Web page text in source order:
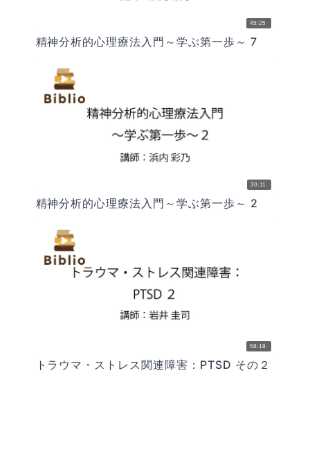
45:25
精神分析的心理療法入門～学ぶ第一歩～ 7
30:11
精神分析的心理療法入門～学ぶ第一歩～ 2
58:18
トラウマ・ストレス関連障害：PTSD その２